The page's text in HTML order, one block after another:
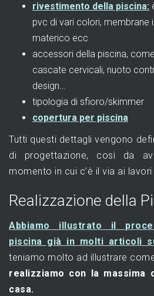
rivestimento della piscina:
pvc di vari colori,
materico ecc
accessori della piscina,
cascate cervicali, nuoto
design…
tipologia di sfioro/skimmer
copertura per piscina
Tutti questi dettagli vengono
di progettazione, così da
momento in cui c’è il via ai
Realizzazione della
Abbiamo illustrato il
piscina già in molti articoli
teniamo molto ad illustrare
realizziamo con la massima
casa.